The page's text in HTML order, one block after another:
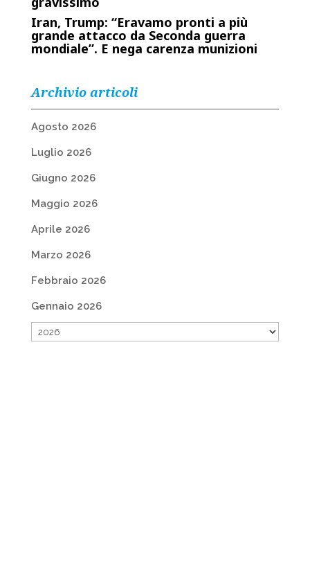
Iran, Trump: “Eravamo pronti a più
grande attacco da Seconda guerra
mondiale”. E nega carenza munizioni
Archivio articoli
Agosto 2026
Luglio 2026
Giugno 2026
Maggio 2026
Aprile 2026
Marzo 2026
Febbraio 2026
Gennaio 2026